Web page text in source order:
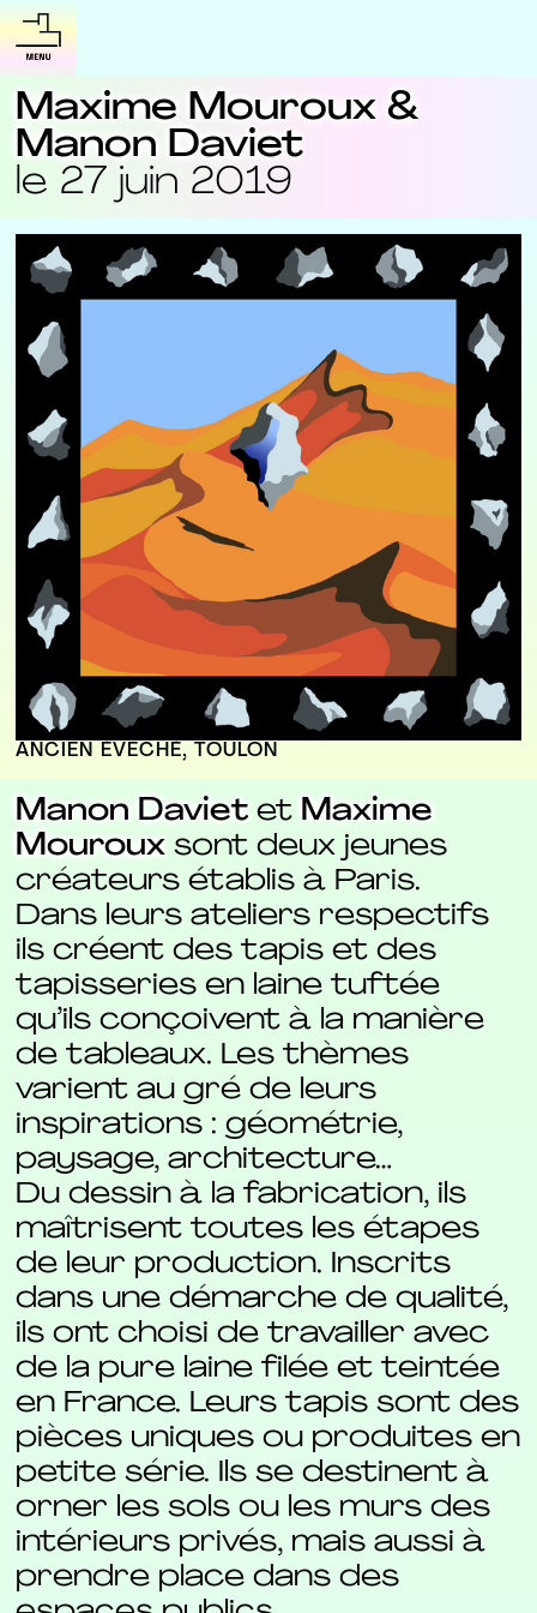
Maxime Mouroux &
Manon Daviet
le 27 juin 2019
ANCIEN ÉVÊCHÉ, TOULON
Manon Davietet Maxime
Mourouxsont deux jeunes
créateurs établis à Paris.
Dans leurs ateliers respectifs
ils créent des tapis et des
tapisseries en laine tuftée
qu’ils conçoivent à la manière
de tableaux. Les thèmes
varient au gré de leurs
inspirations : géométrie,
paysage, architecture…
Du dessin à la fabrication, ils
maîtrisent toutes les étapes
de leur production. Inscrits
dans une démarche de qualité,
ils ont choisi de travailler avec
de la pure laine filée et teintée
en France. Leurs tapis sont des
pièces uniques ou produites en
petite série. Ils se destinent à
orner les sols ou les murs des
intérieurs privés, mais aussi à
prendre place dans des